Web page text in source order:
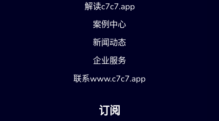
解读c7c7.app
案例中心
新闻动态
企业服务
联系www.c7c7.app
订阅